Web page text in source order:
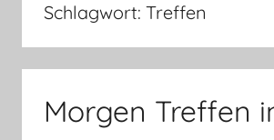
Schlagwort: Treffen
Morgen Treffen